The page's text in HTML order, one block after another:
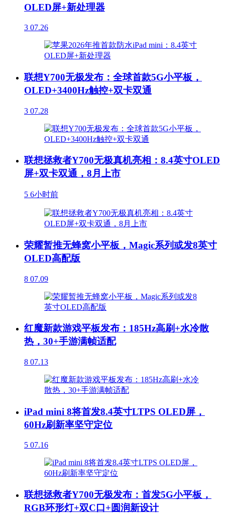
OLED屏+新处理器
3 07.26
联想Y700无极发布：全球首款5G小平板，
OLED+3400Hz触控+双卡双通
3 07.28
联想拯救者Y700无极真机亮相：8.4英寸OLED
屏+双卡双通，8月上市
5 6小时前
荣耀暂推无蜂窝小平板，Magic系列或发8英寸
OLED高配版
8 07.09
红魔新款游戏平板发布：185Hz高刷+水冷散
热，30+手游满帧适配
8 07.13
iPad mini 8将首发8.4英寸LTPS OLED屏，
60Hz刷新率坚守定位
5 07.16
联想拯救者Y700无极发布：首发5G小平板，
RGB环形灯+双C口+圆润新设计